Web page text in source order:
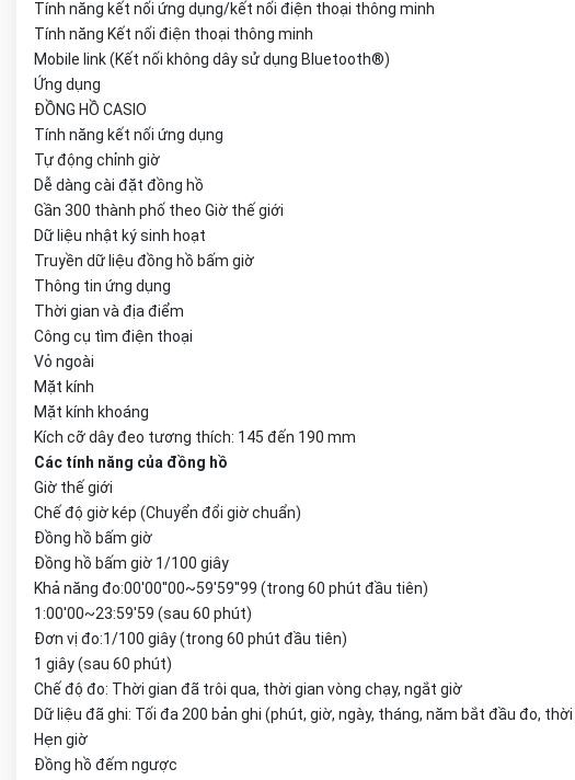
Tính năng kết nối ứng dụng/kết nối điện thoại thông minh
Tính năng Kết nối điện thoại thông minh
Mobile link (Kết nối không dây sử dụng Bluetooth®)
Ứng dụng
ĐỒNG HỒ CASIO
Tính năng kết nối ứng dụng
Tự động chỉnh giờ
Dễ dàng cài đặt đồng hồ
Gần 300 thành phố theo Giờ thế giới
Dữ liệu nhật ký sinh hoạt
Truyền dữ liệu đồng hồ bấm giờ
Thông tin ứng dụng
Thời gian và địa điểm
Công cụ tìm điện thoại
Vỏ ngoài
Mặt kính
Mặt kính khoáng
Kích cỡ dây đeo tương thích: 145 đến 190 mm
Các tính năng của đồng hồ
Giờ thế giới
Chế độ giờ kép (Chuyển đổi giờ chuẩn)
Đồng hồ bấm giờ
Đồng hồ bấm giờ 1/100 giây
Khả năng đo:00'00''00~59'59''99 (trong 60 phút đầu tiên)
1:00'00~23:59'59 (sau 60 phút)
Đơn vị đo:1/100 giây (trong 60 phút đầu tiên)
1 giây (sau 60 phút)
Chế độ đo: Thời gian đã trôi qua, thời gian vòng chạy, ngắt giờ
Dữ liệu đã ghi: Tối đa 200 bản ghi (phút, giờ, ngày, tháng, năm bắt đầu đo,
Hẹn giờ
Đồng hồ đếm ngược